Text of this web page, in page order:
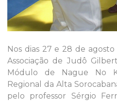
Nos dias 27 e 28 de
Associação de Judô
Módulo de Nague No
Regional da Alta
pelo professor Sérgio